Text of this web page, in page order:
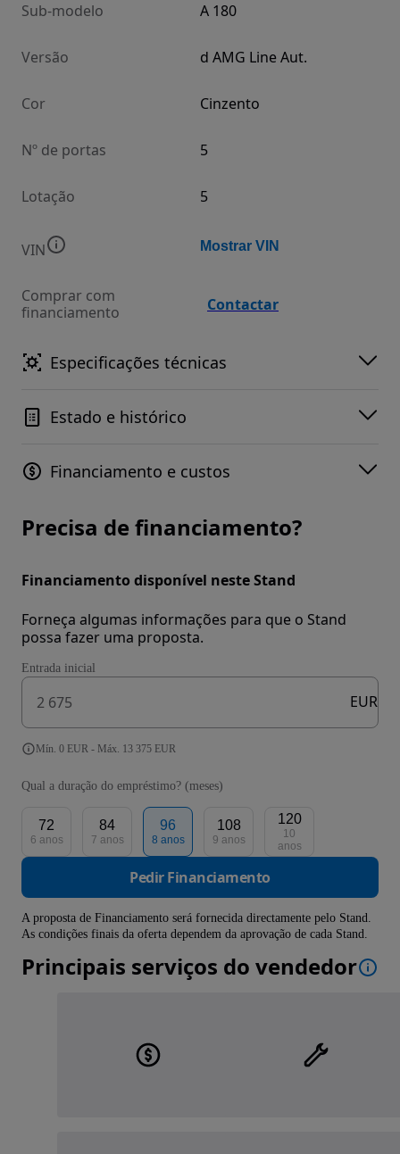
Sub-modelo A 180
Versão d AMG Line Aut.
Cor Cinzento
Nº de portas 5
Lotação 5
VIN Mostrar VIN
Comprar com
financiamento
Contactar
Especificações técnicas
Estado e histórico
Financiamento e custos
Precisa de financiamento?
Financiamento disponível neste Stand
Forneça algumas informações para que o Stand
possa fazer uma proposta.
Entrada inicial
EUR
Mín. 0 EUR - Máx. 13 375 EUR
Qual a duração do empréstimo? (meses)
72
6 anos
84
7 anos
96
8 anos
108
9 anos
120
10
anos
Pedir Financiamento
A proposta de Financiamento será fornecida directamente pelo Stand.
As condições finais da oferta dependem da aprovação de cada Stand.
Principais serviços do vendedor